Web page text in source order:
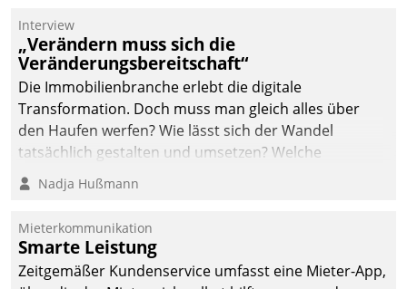
integrieren.
Interview
„Verändern muss sich die
Veränderungsbereitschaft“
Die Immobilienbranche erlebt die digitale
Transformation. Doch muss man gleich alles über
den Haufen werfen? Wie lässt sich der Wandel
tatsächlich gestalten und umsetzen? Welche
Argumente zählen wirklich?
Nadja Hußmann
Mieterkommunikation
Smarte Leistung
Zeitgemäßer Kundenservice umfasst eine Mieter-App,